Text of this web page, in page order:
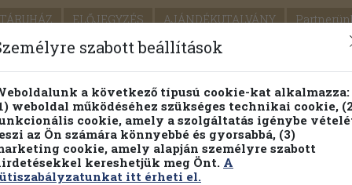
ELŐJEGYZÉS AJÁNDÉKUTALVÁNY
SEGÍTSÉG
PILLANATNYI ÁRAINK FENNTARTHATÓ
Részletes kereső Témaköri fa
szabott beállítások
a következő típusú cookie-kat alkalmazza:
weboldal működéséhez szükséges technikai cookie,
cookie, amely a szolgáltatás igénybe
az Ön számára könnyebbé és gyorsabbá, (3)
cookie, amely alapján személyre szabott
kereshetjük meg Önt. A
itt érheti el.